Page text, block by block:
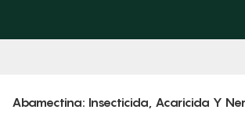
Abamectina: Insecticida, Acaricida Y